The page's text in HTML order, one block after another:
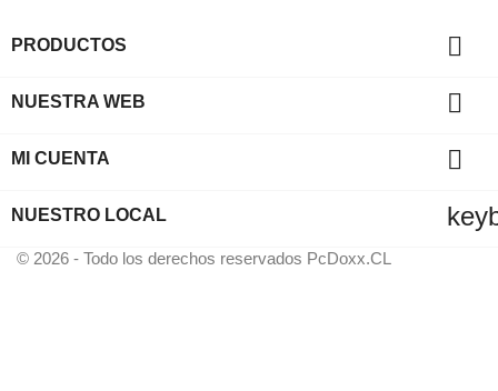
PRODUCTOS 
NUESTRA WEB 
MI CUENTA 
NUESTRO LOCAL
© 2026 - Todo los derechos reservados PcDoxx.CL